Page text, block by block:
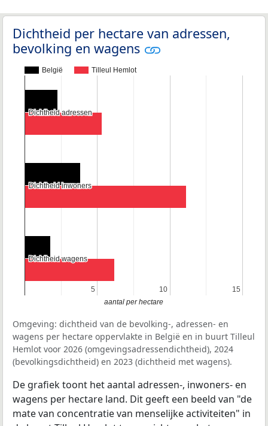
Dichtheid per hectare van adressen,
bevolking en wagens
België Tilleul Hemlot
5
5 10
10 15
15
Dichtheid adressen
Dichtheid adressen
Dichtheid inwoners
Dichtheid inwoners
Dichtheid wagens
Dichtheid wagens
aantal per hectare
Omgeving: dichtheid van de bevolking-, adressen- en
wagens per hectare oppervlakte in België en in buurt Tilleul
Hemlot voor 2026 (omgevingsadressendichtheid), 2024
(bevolkingsdichtheid) en 2023 (dichtheid met wagens).
De grafiek toont het aantal adressen-, inwoners- en
wagens per hectare land. Dit geeft een beeld van "de
mate van concentratie van menselijke activiteiten" in